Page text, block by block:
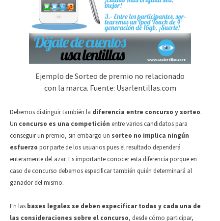
Ejemplo de Sorteo de premio no relacionado
con la marca. Fuente: Usarlentillas.com
Debemos distinguir también la diferencia entre concurso y sorteo.
Un concurso es una competición entre varios candidatos para
conseguir un premio, sin embargo un sorteo no implica ningún
esfuerzo por parte de los usuarios pues el resultado dependerá
enteramente del azar. Es importante conocer esta diferencia porque en
caso de concurso debemos especificar también quién determinará al
ganador del mismo.
En las bases legales se deben especificar todas y cada una de
las consideraciones sobre el concurso, desde cómo participar,